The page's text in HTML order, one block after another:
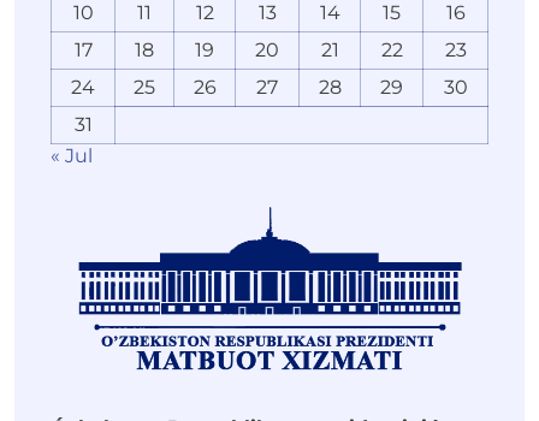
10
11 12 13 14 15
16
17
18 19 20 21 22
23
24
25 26 27 28 29
30
31
« Jul